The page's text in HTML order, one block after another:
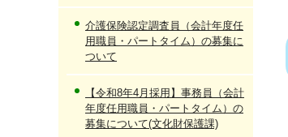
介護保険認定調査員（会計年度任
用職員・パートタイム）の募集に
ついて
【令和8年4月採用】事務員（会計
年度任用職員・パートタイム）の
募集について(文化財保護課)